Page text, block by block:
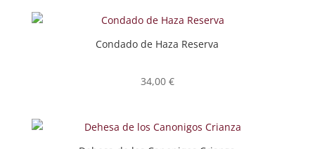
Condado de Haza Reserva
34,00 €